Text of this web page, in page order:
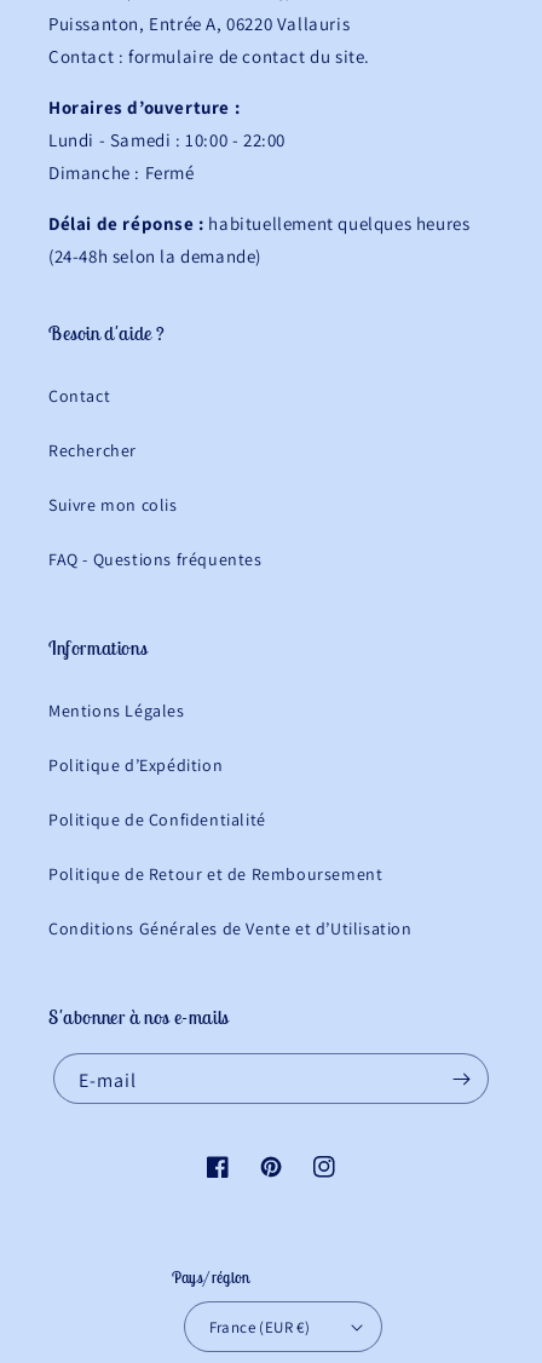
Puissanton, Entrée A, 06220 Vallauris
Contact : formulaire de contact du site.
Horaires d’ouverture :
Lundi - Samedi : 10:00 - 22:00
Dimanche : Fermé
Délai de réponse : habituellement quelques heures
(24-48h selon la demande)
Besoin d'aide ?
Contact
Rechercher
Suivre mon colis
FAQ - Questions fréquentes
Informations
Mentions Légales
Politique d’Expédition
Politique de Confidentialité
Politique de Retour et de Remboursement
Conditions Générales de Vente et d’Utilisation
S'abonner à nos e-mails
E-mail
FacebookPinterestInstagram
Pays/région
France (EUR €)